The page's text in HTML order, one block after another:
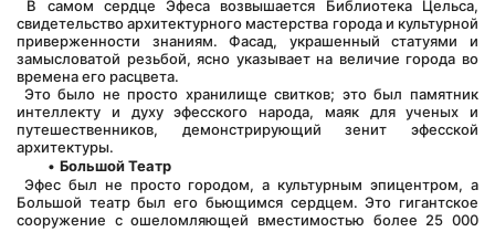
свидетельство архитектурного мастерства города и культурной
приверженности знаниям. Фасад, украшенный статуями и
замысловатой резьбой, ясно указывает на величие города во
времена его расцвета.
интеллекту и духу эфесского народа, маяк для ученых и
путешественников, демонстрирующий зенит эфесской
архитектуры.
Большой Театр
Большой театр был его бьющимся сердцем. Это гигантское
сооружение с ошеломляющей вместимостью более 25 000